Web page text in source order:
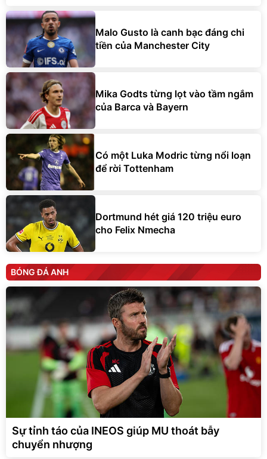
Malo Gusto là canh bạc đáng chi
tiền của Manchester City
Mika Godts từng lọt vào tầm ngắm
của Barca và Bayern
Có một Luka Modric từng nổi loạn
để rời Tottenham
Dortmund hét giá 120 triệu euro
cho Felix Nmecha
BÓNG ĐÁ ANH
Sự tỉnh táo của INEOS giúp MU thoát bẫy
chuyển nhượng